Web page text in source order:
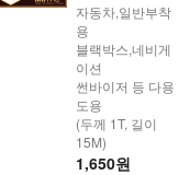
자동차,일반부착
용
블랙박스,네비게
이션
썬바이저 등 다용
도용
(두께 1T, 길이
15M)
1,650원